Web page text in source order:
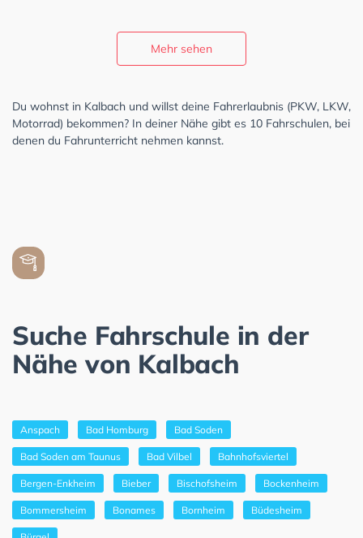
Mehr sehen
Du wohnst in Kalbach und willst deine Fahrerlaubnis (PKW, LKW,
Motorrad) bekommen? In deiner Nähe gibt es 10 Fahrschulen, bei
denen du Fahrunterricht nehmen kannst.
Suche Fahrschule in der
Nähe von Kalbach
Anspach Bad Homburg Bad Soden
Bad Soden am Taunus Bad Vilbel Bahnhofsviertel
Bergen-Enkheim Bieber Bischofsheim Bockenheim
Bommersheim Bonames Bornheim Büdesheim